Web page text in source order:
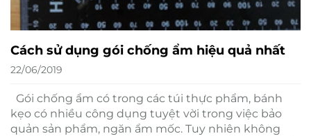
Cách sử dụng gói chống ẩm hiệu quả nhất
22/06/2019
Gói chống ẩm có trong các túi thực phẩm, bánh
kẹo có nhiều công dụng tuyệt vời trong việc bảo
quản sản phẩm, ngăn ẩm mốc. Tuy nhiên không